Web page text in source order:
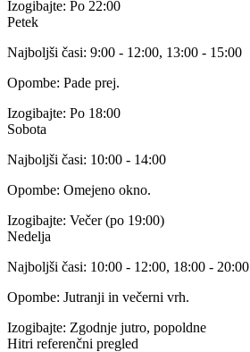
Izogibajte: Po 22:00
Petek
Najboljši časi: 9:00 - 12:00, 13:00 - 15:00
Opombe: Pade prej.
Izogibajte: Po 18:00
Sobota
Najboljši časi: 10:00 - 14:00
Opombe: Omejeno okno.
Izogibajte: Večer (po 19:00)
Nedelja
Najboljši časi: 10:00 - 12:00, 18:00 - 20:00
Opombe: Jutranji in večerni vrh.
Izogibajte: Zgodnje jutro, popoldne
Hitri referenčni pregled